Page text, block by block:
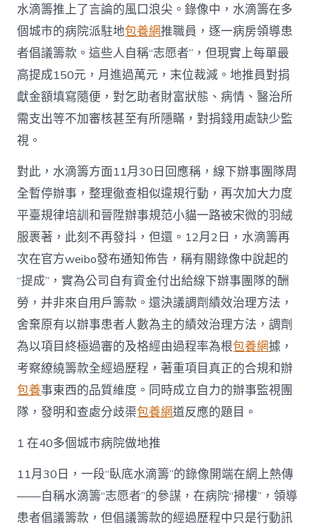
“志
愿
者”
按
單
提
成
月
S
進
過
萬？〉
中
水滴籌推上了言論的風口浪尖。錄像中，水滴籌在多
個城市的病院派駐地包養網推職員，逐一病房領導患
者倡議籌款。這些人自稱“志愿者”，但現實上每單最
高提成150元，月進過萬元，末位裁減。地推員對捐
獻金額填寫隨便，對乞助者財富狀態、病情、醫治所
需支出等不加審核甚至有所隱瞞，對捐錢用處缺少監
視。
對此，水滴籌方面11月30日回應稱，線下辦事團隊周
全暫停辦事，整理徹查相似違規行動，再次加大力度
平臺規律培訓和晉陞辦事規范小貓一路被宋微的羽絨
服裹著，此刻不再發抖，但還。12月2日，水滴籌再
次在官方weibo發布通知佈告，稱有關錄像中說起的
“提成”，實為公司自有資金付出給線下辦事團隊的酬
勞，并非來自用戶籌款。還決議調劑績效治理方法，
舍棄原有以辦事患者人數為主的績效治理方法，調劑
為以項目終極過審的及格經由過程率為根包養網據，
考察繚繞籌款全經過歷程，著重項目真正的合規和辦
包養事東西的品質維度。同時成立自力的辦事監視團
隊，發明和查處分歧渠包養網道反應的題目。
1 在40多個城市病院做地推
11月30日，一段“臥底水滴籌”的錄像開端在網上熱傳
——自稱水滴籌“志愿者”的參謀，在病院“掃樓”，領導
患者倡議籌款，但倡議籌款的經過歷程中只是行動訊